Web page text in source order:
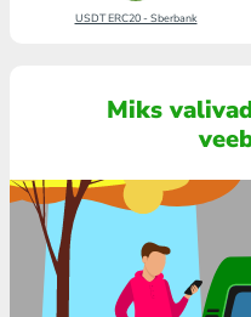
USDT ERC20 - Sberbank
Miks